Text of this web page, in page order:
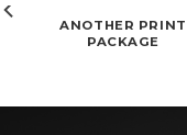
ANOTHER PRINT
PACKAGE